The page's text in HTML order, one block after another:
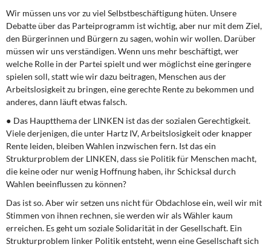
Wir müssen uns vor zu viel Selbstbeschäftigung hüten. Unsere
Debatte über das Parteiprogramm ist wichtig, aber nur mit dem Ziel,
den Bürgerinnen und Bürgern zu sagen, wohin wir wollen. Darüber
müssen wir uns verständigen. Wenn uns mehr beschäftigt, wer
welche Rolle in der Partei spielt und wer möglichst eine geringere
spielen soll, statt wie wir dazu beitragen, Menschen aus der
Arbeitslosigkeit zu bringen, eine gerechte Rente zu bekommen und
anderes, dann läuft etwas falsch.
● Das Hauptthema der LINKEN ist das der sozialen Gerechtigkeit.
Viele derjenigen, die unter Hartz IV, Arbeitslosigkeit oder knapper
Rente leiden, bleiben Wahlen inzwischen fern. Ist das ein
Strukturproblem der LINKEN, dass sie Politik für Menschen macht,
die keine oder nur wenig Hoffnung haben, ihr Schicksal durch
Wahlen beeinflussen zu können?
Das ist so. Aber wir setzen uns nicht für Obdachlose ein, weil wir mit
Stimmen von ihnen rechnen, sie werden wir als Wähler kaum
erreichen. Es geht um soziale Solidarität in der Gesellschaft. Ein
Strukturproblem linker Politik entsteht, wenn eine Gesellschaft sich